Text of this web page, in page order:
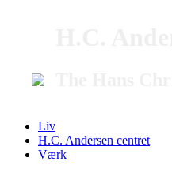
Liv
H.C. Andersen centret
Værk